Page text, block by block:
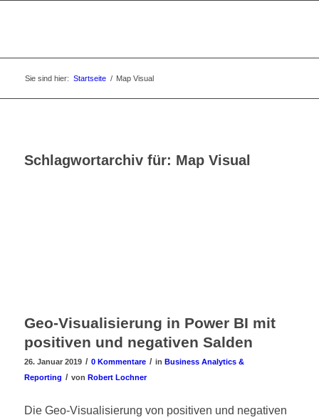
Sie sind hier: Startseite / Map Visual
Schlagwortarchiv für: Map Visual
Geo-Visualisierung in Power BI mit
positiven und negativen Salden
26. Januar 2019 / 0 Kommentare / in Business Analytics &
Reporting / von Robert Lochner
Die Geo-Visualisierung von positiven und negativen